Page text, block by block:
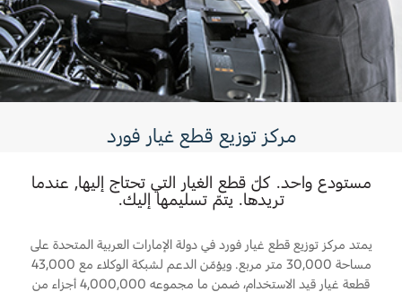
خزان الوقود و الأنابيب المعدنية
بخاخات البنزين
أنابيب بخاخات البنزين
الموازن التوافقي و البرغي
متعدد الجوانب و مسامير
حوض الزيت
مركز توزيع قطع غيار فورد
مستودع واحد. كلّ قطع الغيار التي تحتاج إليها, عندما
تريدها. يتمّ تسليمها إليك.
يمتد مركز توزيع قطع غيار فورد في دولة الإمارات العربية المتحدة على
مساحة 30,000 متر مربع. ويؤمّن الدعم لشبكة الوكلاء مع 43,000
قطعة غيار قيد الاستخدام، ضمن ما مجموعه 4,000,000 أجزاء من